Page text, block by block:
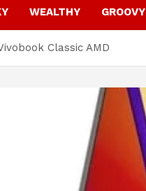
WEALTHY GROOVY
Classic AMD